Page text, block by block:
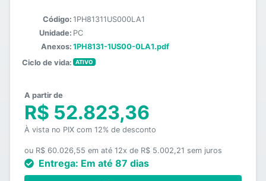
Código: 1PH81311US000LA1
Unidade: PC
Anexos: 1PH8131-1US00-0LA1.pdf
Ciclo de vida:
ATIVO
A partir de
R$ 52.823,36
À vista no PIX com 12% de desconto
ou R$ 60.026,55 em até 12x de R$ 5.002,21 sem juros
Entrega: Em até 87 dias